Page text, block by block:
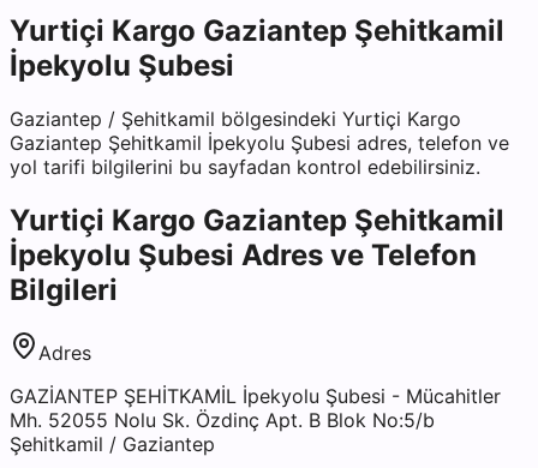
Yurtiçi Kargo Gaziantep Şehitkamil
İpekyolu Şubesi
Gaziantep / Şehitkamil bölgesindeki Yurtiçi Kargo
Gaziantep Şehitkamil İpekyolu Şubesi adres, telefon ve
yol tarifi bilgilerini bu sayfadan kontrol edebilirsiniz.
Yurtiçi Kargo Gaziantep Şehitkamil
İpekyolu Şubesi Adres ve Telefon
Bilgileri
Adres
GAZİANTEP ŞEHİTKAMİL İpekyolu Şubesi - Mücahitler
Mh. 52055 Nolu Sk. Özdinç Apt. B Blok No:5/b
Şehitkamil / Gaziantep